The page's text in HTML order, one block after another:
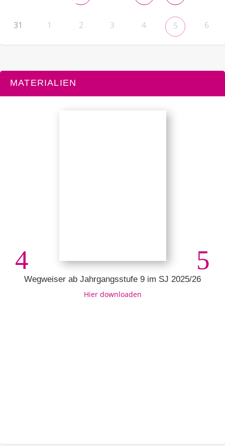
31 1 2 3 4 5 6
MATERIALIEN
Wegweiser ab Jahrgangsstufe 9 im SJ 2025/26
Hier downloaden